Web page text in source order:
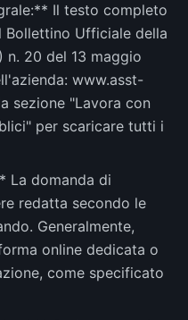
Il testo completo
Ufficiale della
n. 20 del 13 maggio
www.asst-
sezione "Lavora con
per scaricare tutti i
La domanda di
redatta secondo le
Generalmente,
online dedicata o
come specificato